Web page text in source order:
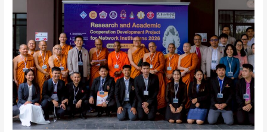
น
ดี
กั
บ
น
า
ง
ส
า
น
ดี
กั
บ
น
า
ส
า
ก
ติ
ชั้
น
ปี
ที่
1
-
3